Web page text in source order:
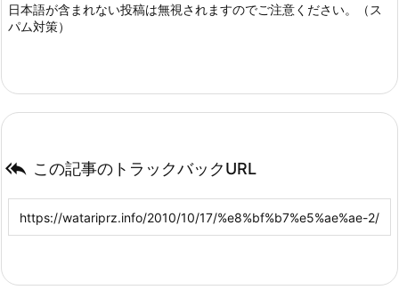
日本語が含まれない投稿は無視されますのでご注意ください。（ス
パム対策）
 この記事のトラックバックURL